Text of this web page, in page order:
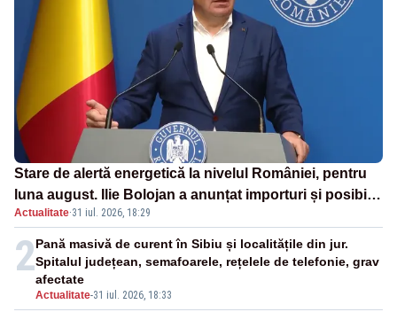
Stare de alertă energetică la nivelul României, pentru
luna august. Ilie Bolojan a anunțat importuri și posibile
restricții – VIDEO
Actualitate·31 iul. 2026, 18:29
2
Actualitate-31 iul. 2026, 18:33
Pană masivă de curent în Sibiu și localitățile din jur.
Spitalul județean, semafoarele, rețelele de telefonie, grav
afectate